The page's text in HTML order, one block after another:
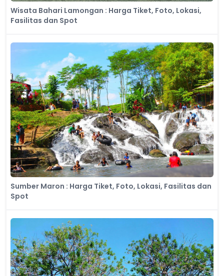
Wisata Bahari Lamongan​ : Harga Tiket, Foto, Lokasi,
Fasilitas dan Spot
Sumber Maron : Harga Tiket, Foto, Lokasi, Fasilitas dan
Spot